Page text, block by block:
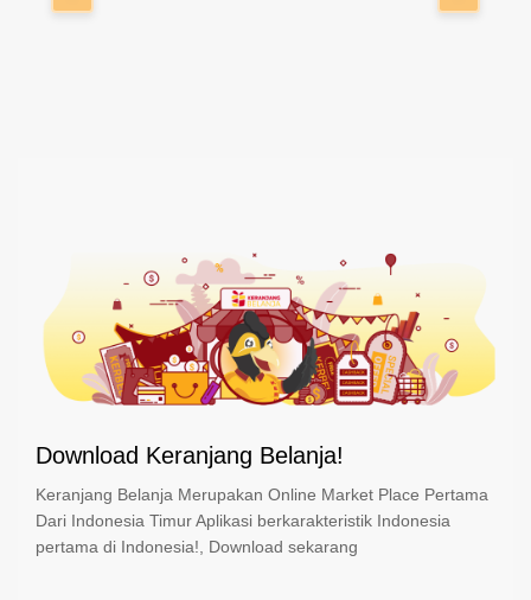
Download Keranjang Belanja!
Keranjang Belanja Merupakan Online Market Place Pertama
Dari Indonesia Timur Aplikasi berkarakteristik Indonesia
pertama di Indonesia!, Download sekarang